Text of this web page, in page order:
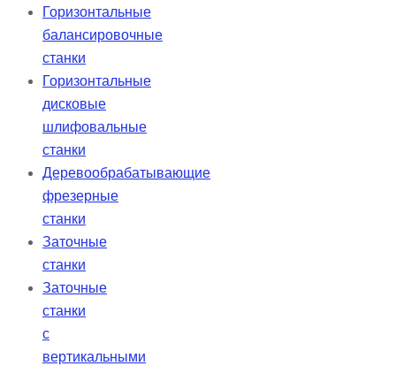
Горизонтальные
балансировочные
станки
Горизонтальные
дисковые
шлифовальные
станки
Деревообрабатывающие
фрезерные
станки
Заточные
станки
Заточные
станки
с
вертикальными